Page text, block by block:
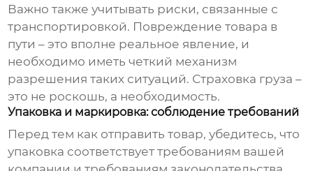
Важно также учитывать риски, связанные с
транспортировкой. Повреждение товара в
пути – это вполне реальное явление, и
необходимо иметь четкий механизм
разрешения таких ситуаций. Страховка груза –
это не роскошь, а необходимость.
Упаковка и маркировка: соблюдение требований
Перед тем как отправить товар, убедитесь, что
упаковка соответствует требованиям вашей